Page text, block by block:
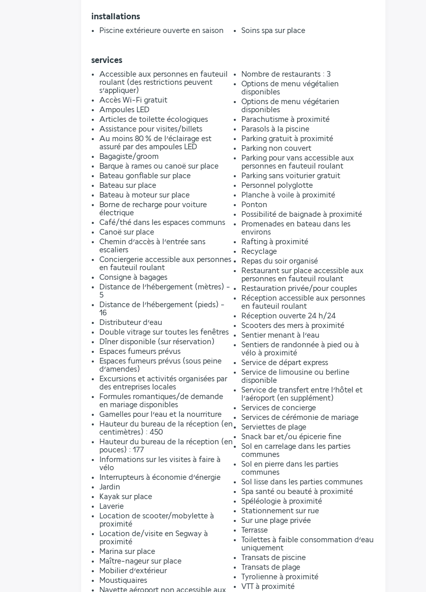
installations
Piscine extérieure ouverte en saison Soins spa sur place
services
Accessible aux personnes en fauteuil
roulant (des restrictions peuvent
s’appliquer)
Accès Wi-Fi gratuit
Ampoules LED
Articles de toilette écologiques
Assistance pour visites/billets
Au moins 80 % de l’éclairage est
assuré par des ampoules LED
Bagagiste/groom
Barque à rames ou canoë sur place
Bateau gonflable sur place
Bateau sur place
Bateau à moteur sur place
Borne de recharge pour voiture
électrique
Café/thé dans les espaces communs
Canoë sur place
Chemin d’accès à l’entrée sans
escaliers
Conciergerie accessible aux personnes
en fauteuil roulant
Consigne à bagages
Distance de l’hébergement (mètres) -
5
Distance de l’hébergement (pieds) -
16
Distributeur d’eau
Double vitrage sur toutes les fenêtres
Dîner disponible (sur réservation)
Espaces fumeurs prévus
Espaces fumeurs prévus (sous peine
d’amendes)
Excursions et activités organisées par
des entreprises locales
Formules romantiques/de demande
en mariage disponibles
Gamelles pour l’eau et la nourriture
Hauteur du bureau de la réception (en
centimètres) : 450
Hauteur du bureau de la réception (en
pouces) : 177
Informations sur les visites à faire à
vélo
Interrupteurs à économie d’énergie
Jardin
Kayak sur place
Laverie
Location de scooter/mobylette à
proximité
Location de/visite en Segway à
proximité
Marina sur place
Maître-nageur sur place
Mobilier d’extérieur
Moustiquaires
Navette aéroport non accessible aux
Nombre de restaurants : 3
Options de menu végétalien
disponibles
Options de menu végétarien
disponibles
Parachutisme à proximité
Parasols à la piscine
Parking gratuit à proximité
Parking non couvert
Parking pour vans accessible aux
personnes en fauteuil roulant
Parking sans voiturier gratuit
Personnel polyglotte
Planche à voile à proximité
Ponton
Possibilité de baignade à proximité
Promenades en bateau dans les
environs
Rafting à proximité
Recyclage
Repas du soir organisé
Restaurant sur place accessible aux
personnes en fauteuil roulant
Restauration privée/pour couples
Réception accessible aux personnes
en fauteuil roulant
Réception ouverte 24 h/24
Scooters des mers à proximité
Sentier menant à l’eau
Sentiers de randonnée à pied ou à
vélo à proximité
Service de départ express
Service de limousine ou berline
disponible
Service de transfert entre l’hôtel et
l’aéroport (en supplément)
Services de concierge
Services de cérémonie de mariage
Serviettes de plage
Snack bar et/ou épicerie fine
Sol en carrelage dans les parties
communes
Sol en pierre dans les parties
communes
Sol lisse dans les parties communes
Spa santé ou beauté à proximité
Spéléologie à proximité
Stationnement sur rue
Sur une plage privée
Terrasse
Toilettes à faible consommation d’eau
uniquement
Transats de piscine
Transats de plage
Tyrolienne à proximité
VTT à proximité